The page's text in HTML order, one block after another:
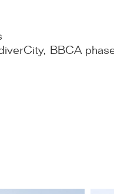
BBCA